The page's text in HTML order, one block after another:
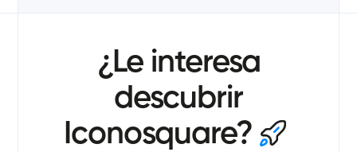
¿Le interesa
descubrir
Iconosquare?